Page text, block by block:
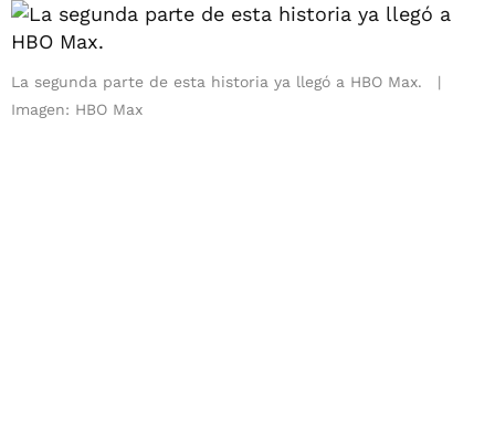
La segunda parte de esta historia ya llegó a HBO Max.
Imagen: HBO Max